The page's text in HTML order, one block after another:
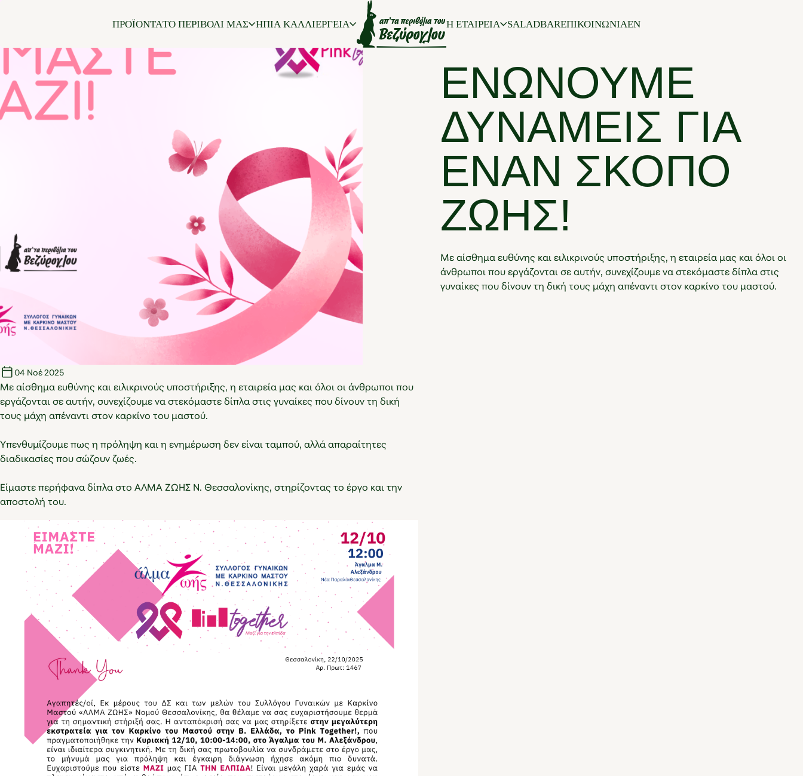
ΠΡΟΪΟΝΤΑΤΟ ΠΕΡΙΒΟΛΙ ΜΑΣ ΗΠΙΑ ΚΑΛΛΙΕΡΓΕΙΑ Η ΕΤΑΙΡΕΙΑ SALADBARΕΠΙΚΟΙΝΩΝΙΑEN
ΕΝΏΝΟΥΜΕ
ΔΥΝΆΜΕΙΣ ΓΙΑ
ΈΝΑΝ ΣΚΟΠΌ
ΖΩΉΣ!
Με αίσθημα ευθύνης και ειλικρινούς υποστήριξης, η εταιρεία μας και όλοι οι
άνθρωποι που εργάζονται σε αυτήν, συνεχίζουμε να στεκόμαστε δίπλα στις
γυναίκες που δίνουν τη δική τους μάχη απέναντι στον καρκίνο του μαστού.
04 Νοέ 2025
Με αίσθημα ευθύνης και ειλικρινούς υποστήριξης, η εταιρεία μας και όλοι οι άνθρωποι που
εργάζονται σε αυτήν, συνεχίζουμε να στεκόμαστε δίπλα στις γυναίκες που δίνουν τη δική
τους μάχη απέναντι στον καρκίνο του μαστού.
Υπενθυμίζουμε πως η πρόληψη και η ενημέρωση δεν είναι ταμπού, αλλά απαραίτητες
διαδικασίες που σώζουν ζωές.
Είμαστε περήφανα δίπλα στο ΑΛΜΑ ΖΩΗΣ Ν. Θεσσαλονίκης, στηρίζοντας το έργο και την
αποστολή του.